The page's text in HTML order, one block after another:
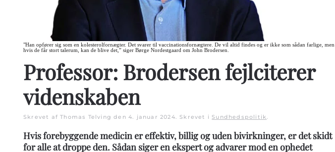
"Han opfører sig som en kolesterolfornægter. Det svarer til vaccinationsfornægtere. De vil altid findes og er ikke som sådan farlige, men
hvis de får stort talerum, kan de blive det,” siger Børge Nordestgaard om John Brodersen.
Professor: Brodersen fejlciterer
videnskaben
Skrevet af Thomas Telving den 4. januar 2024. Skrevet i Sundhedspolitik.
Hvis forebyggende medicin er effektiv, billig og uden bivirkninger, er det skidt
for alle at droppe den. Sådan siger en ekspert og advarer mod en ophedet